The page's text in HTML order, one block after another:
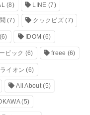
(8) LINE (7)
(7) クックビズ(7)
(6) IDOM (6)
ビック (6) freee (6)
ライオン (6)
All About(5)
(5)